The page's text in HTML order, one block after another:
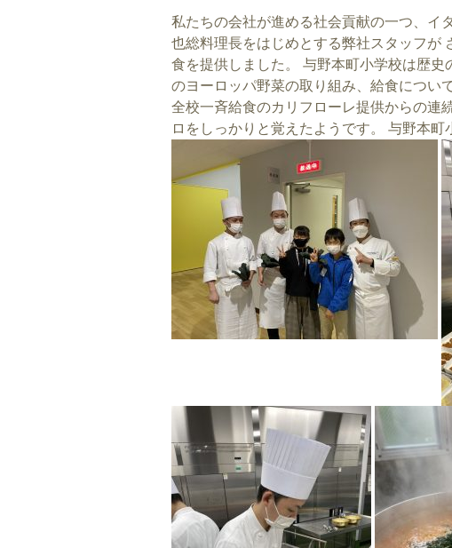
私たちの会社が進める社会貢献の一つ、イ
也総料理長をはじめとする弊社スタッフが
食を提供しました。 与野本町小学校は歴
のヨーロッパ野菜の取り組み、給食につい
全校一斉給食のカリフローレ提供からの連
ロをしっかりと覚えたようです。 与野本町